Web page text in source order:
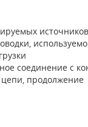
соединение с
цепи, продолжение